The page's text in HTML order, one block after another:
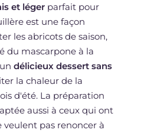
et légerparfait pour
est une façon
les abricots de saison,
du mascarpone à la
délicieux dessert sans
la chaleur de la
d'été. La préparation
aussi à ceux qui ont
pas renoncer à